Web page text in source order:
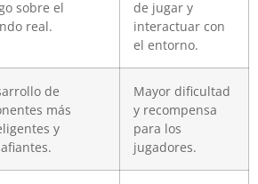
sobre el
real.
de jugar y
interactuar con
el entorno.
de
más
y
Mayor dificultad
y recompensa
para los
jugadores.